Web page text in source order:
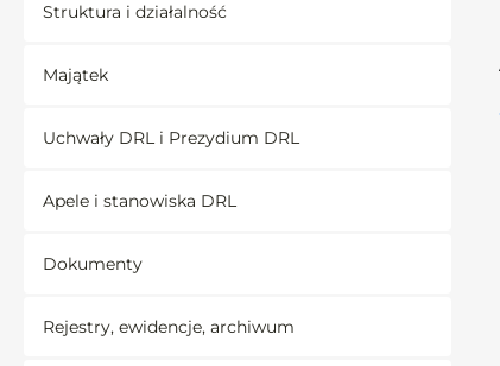
Struktura i działalność
Majątek
Uchwały DRL i Prezydium DRL
Apele i stanowiska DRL
Dokumenty
Rejestry, ewidencje, archiwum